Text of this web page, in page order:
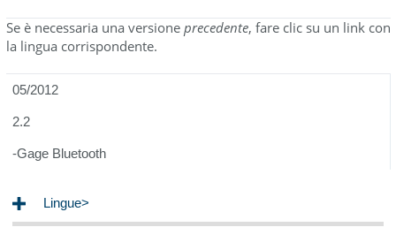
Se è necessaria una versione precedente, fare clic su un link con
la lingua corrispondente.
05/2012
2.2
-Gage Bluetooth
Lingue>